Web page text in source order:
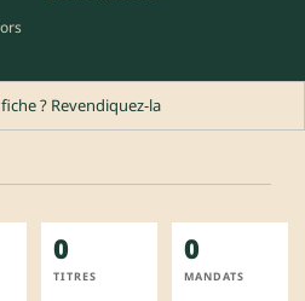
? Revendiquez-la
0
TITRES
0
MANDATS